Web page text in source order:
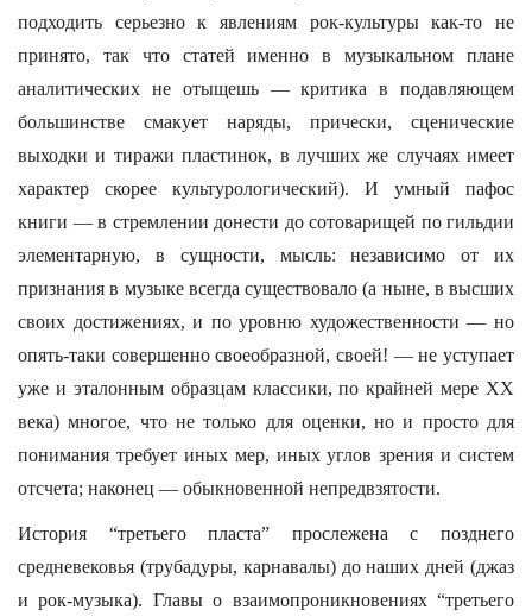
подходить серьезно к явлениям рок-культуры как-то не
принято, так что статей именно в музыкальном плане
аналитических не отыщешь — критика в подавляющем
большинстве смакует наряды, прически, сценические
выходки и тиражи пластинок, в лучших же случаях имеет
характер скорее культурологический). И умный пафос
книги — в стремлении донести до сотоварищей по гильдии
элементарную, в сущности, мысль: независимо от их
признания в музыке всегда существовало (а ныне, в высших
своих достижениях, и по уровню художественности — но
опять-таки совершенно своеобразной, своей! — не уступает
уже и эталонным образцам классики, по крайней мере XX
века) многое, что не только для оценки, но и просто для
понимания требует иных мер, иных углов зрения и систем
отсчета; наконец — обыкновенной непредвзятости.
История “третьего пласта” прослежена с позднего
средневековья (трубадуры, карнавалы) до наших дней (джаз
и рок-музыка). Главы о взаимопроникновениях “третьего